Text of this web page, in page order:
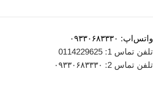
واتس‌اپ: ۰۹۳۳۰۶۸۳۳۳۰
تلفن تماس 1: 0114229625
تلفن تماس 2: ۰۹۳۳۰۶۸۳۳۳۰